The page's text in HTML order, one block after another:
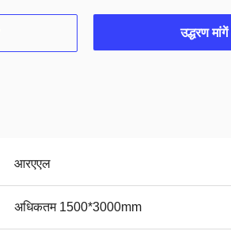
उद्धरण मांगें
आरएएल
अधिकतम 1500*3000mm